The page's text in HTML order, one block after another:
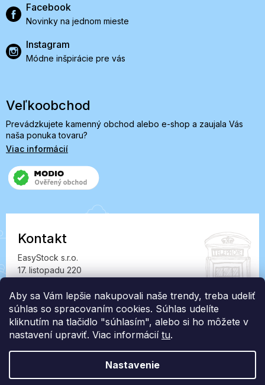
Aby sa Vám lepšie nakupovali naše trendy, treba udeliť
súhlas so spracovaním cookies. Súhlas udelíte
kliknutím na tlačidlo "súhlasím", alebo si ho môžete v
nastavení upraviť. Viac informácií tu.
Nastavenie
Facebook
Novinky na jednom mieste
Instagram
Módne inšpirácie pre vás
Veľkoobchod
Prevádzkujete kamenný obchod alebo e-shop a zaujala Vás
naša ponuka tovaru?
Viac informácií
Kontakt
EasyStock s.r.o.
17. listopadu 220
IČ: 07727402, DIČ: CZ07727402
info@londonclub.sk